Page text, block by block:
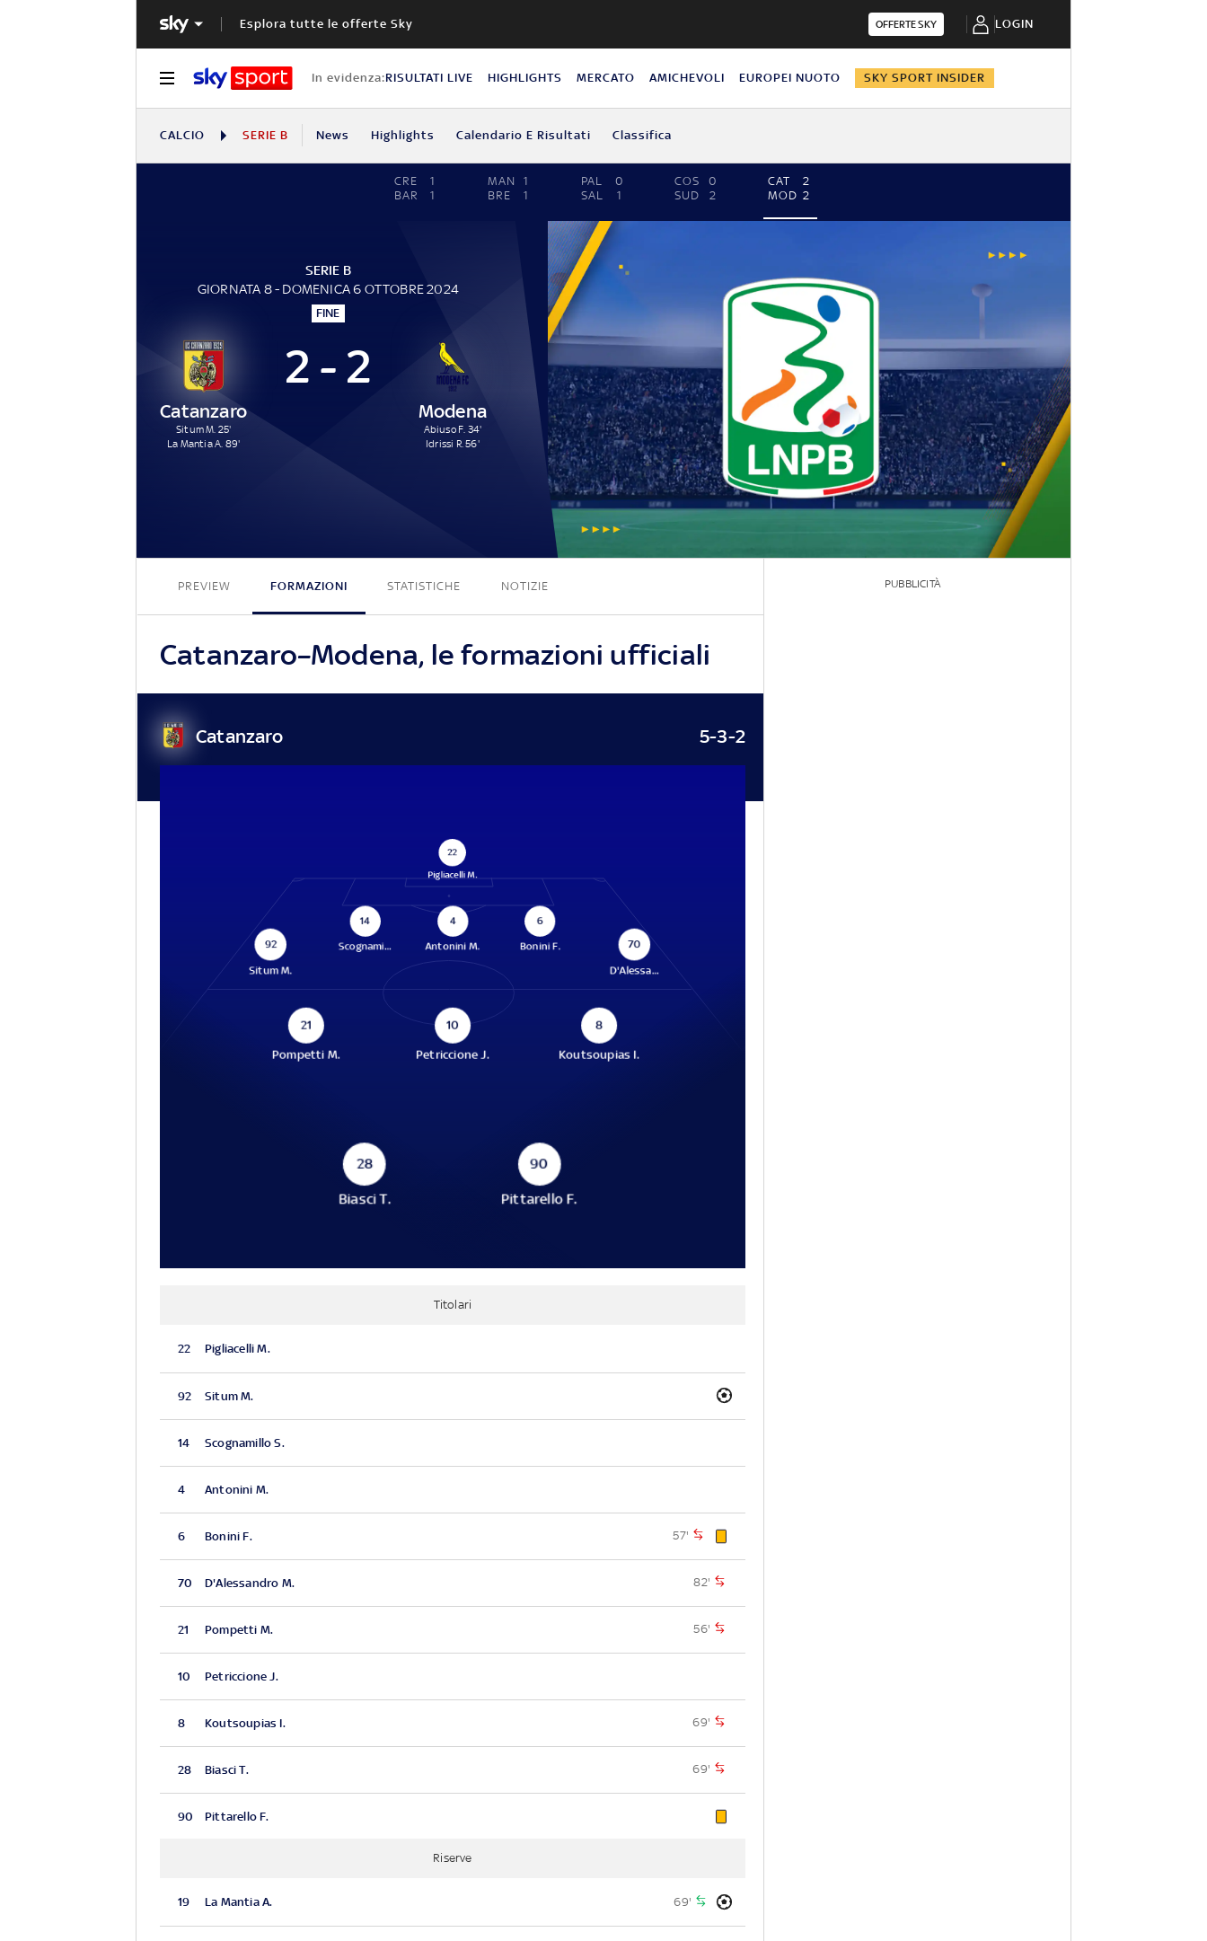
Esplora tutte le offerte Sky OFFERTE SKY LOGIN
In evidenza:RISULTATI LIVE HIGHLIGHTS MERCATO AMICHEVOLI EUROPEI NUOTO SKY SPORT INSIDER
CALCIO SERIE B News Highlights Calendario E Risultati Classifica
CRE
1
BAR
1
MAN
1
BRE
1
PAL
0
SAL
1
COS
0
SUD
2
CAT
2
MOD 2
SERIE B
GIORNATA 8 - DOMENICA 6 OTTOBRE 2024
FINE
Catanzaro
Situm M. 25'
La Mantia A. 89'
2 - 2
Modena
Abiuso F. 34'
Idrissi R. 56'
2 - 2
PREVIEW FORMAZIONI STATISTICHE NOTIZIE
Catanzaro–Modena, le formazioni ufficiali
Catanzaro 5-3-2
22
Pigliacelli M.
92
Situm M.
14
Scognami...
4
Antonini M.
6
Bonini F. 70
D'Alessa...
21
Pompetti M.
10
Petriccione J.
8
Koutsoupias I.
28
Biasci T.
90
Pittarello F.
Titolari
22 Pigliacelli M.
92 Situm M.
14 Scognamillo S.
4 Antonini M.
6 Bonini F. 57'
70 D'Alessandro M. 82'
21 Pompetti M. 56'
10 Petriccione J.
8 Koutsoupias I. 69'
28 Biasci T. 69'
90 Pittarello F.
Riserve
19 La Mantia A. 69'
PUBBLICITÀ